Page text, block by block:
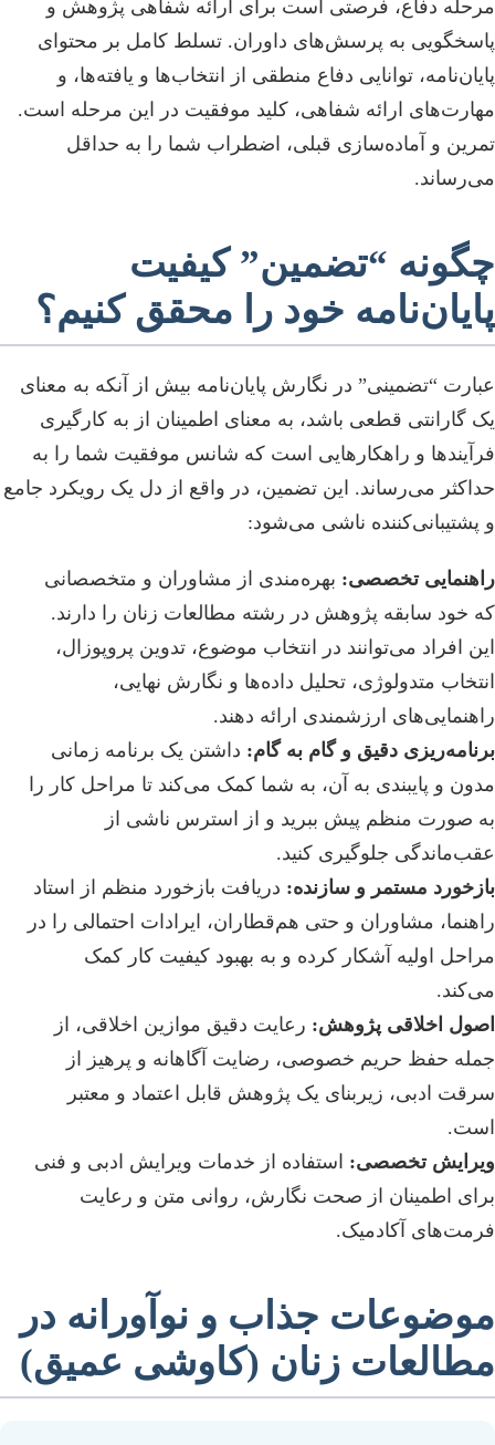
مرحله دفاع، فرصتی است برای ارائه شفاهی پژوهش و
پاسخگویی به پرسش‌های داوران. تسلط کامل بر محتوای
پایان‌نامه، توانایی دفاع منطقی از انتخاب‌ها و یافته‌ها، و
مهارت‌های ارائه شفاهی، کلید موفقیت در این مرحله است.
تمرین و آماده‌سازی قبلی، اضطراب شما را به حداقل
می‌رساند.
چگونه “تضمین” کیفیت
پایان‌نامه خود را محقق کنیم؟
عبارت “تضمینی” در نگارش پایان‌نامه بیش از آنکه به معنای
یک گارانتی قطعی باشد، به معنای اطمینان از به کارگیری
فرآیندها و راهکارهایی است که شانس موفقیت شما را به
حداکثر می‌رساند. این تضمین، در واقع از دل یک رویکرد جامع
و پشتیبانی‌کننده ناشی می‌شود:
راهنمایی تخصصی: بهره‌مندی از مشاوران و متخصصانی
که خود سابقه پژوهش در رشته مطالعات زنان را دارند.
این افراد می‌توانند در انتخاب موضوع، تدوین پروپوزال،
انتخاب متدولوژی، تحلیل داده‌ها و نگارش نهایی،
راهنمایی‌های ارزشمندی ارائه دهند.
برنامه‌ریزی دقیق و گام به گام: داشتن یک برنامه زمانی
مدون و پایبندی به آن، به شما کمک می‌کند تا مراحل کار را
به صورت منظم پیش ببرید و از استرس ناشی از
عقب‌ماندگی جلوگیری کنید.
بازخورد مستمر و سازنده: دریافت بازخورد منظم از استاد
راهنما، مشاوران و حتی هم‌قطاران، ایرادات احتمالی را در
مراحل اولیه آشکار کرده و به بهبود کیفیت کار کمک
می‌کند.
اصول اخلاقی پژوهش: رعایت دقیق موازین اخلاقی، از
جمله حفظ حریم خصوصی، رضایت آگاهانه و پرهیز از
سرقت ادبی، زیربنای یک پژوهش قابل اعتماد و معتبر
است.
ویرایش تخصصی: استفاده از خدمات ویرایش ادبی و فنی
برای اطمینان از صحت نگارش، روانی متن و رعایت
فرمت‌های آکادمیک.
موضوعات جذاب و نوآورانه در
مطالعات زنان (کاوشی عمیق)